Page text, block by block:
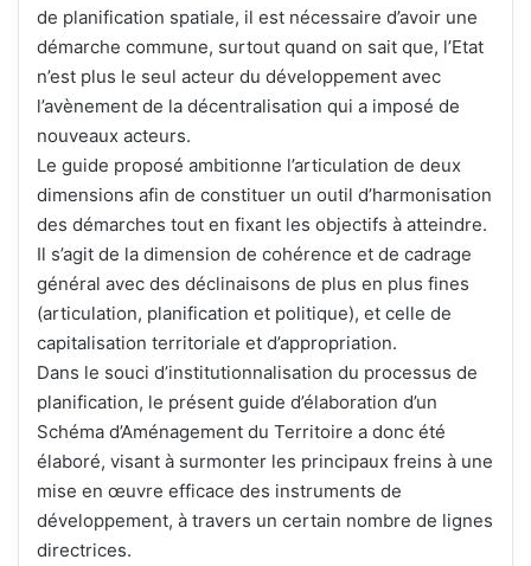
de planification spatiale, il est nécessaire d’avoir une
démarche commune, surtout quand on sait que, l’Etat
n’est plus le seul acteur du développement avec
l’avènement de la décentralisation qui a imposé de
nouveaux acteurs.
Le guide proposé ambitionne l’articulation de deux
dimensions afin de constituer un outil d’harmonisation
des démarches tout en fixant les objectifs à atteindre.
Il s’agit de la dimension de cohérence et de cadrage
général avec des déclinaisons de plus en plus fines
(articulation, planification et politique), et celle de
capitalisation territoriale et d’appropriation.
Dans le souci d’institutionnalisation du processus de
planification, le présent guide d’élaboration d’un
Schéma d’Aménagement du Territoire a donc été
élaboré, visant à surmonter les principaux freins à une
mise en œuvre efficace des instruments de
développement, à travers un certain nombre de lignes
directrices.